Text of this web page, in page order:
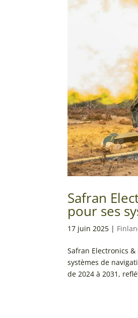
Safran
pour ses
17 juin 2025 |
Safran Electronics
systèmes de
de 2024 à 2031,